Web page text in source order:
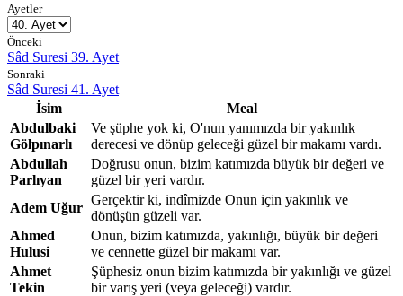
Ayetler
Önceki
Sâd Suresi 39. Ayet
Sonraki
Sâd Suresi 41. Ayet
İsim
Meal
Abdulbaki
Gölpınarlı
Ve şüphe yok ki, O'nun yanımızda bir yakınlık
derecesi ve dönüp geleceği güzel bir makamı vardı.
Abdullah
Parlıyan
Doğrusu onun, bizim katımızda büyük bir değeri ve
güzel bir yeri vardır.
Adem Uğur
Gerçektir ki, indîmizde Onun için yakınlık ve
dönüşün güzeli var.
Ahmed
Hulusi
Onun, bizim katımızda, yakınlığı, büyük bir değeri
ve cennette güzel bir makamı var.
Ahmet
Tekin
Şüphesiz onun bizim katımızda bir yakınlığı ve güzel
bir varış yeri (veya geleceği) vardır.